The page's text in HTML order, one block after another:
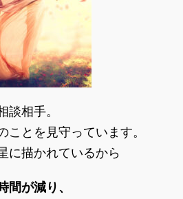
談相手。
ことを見守っています。
に描かれているから
間が減り、